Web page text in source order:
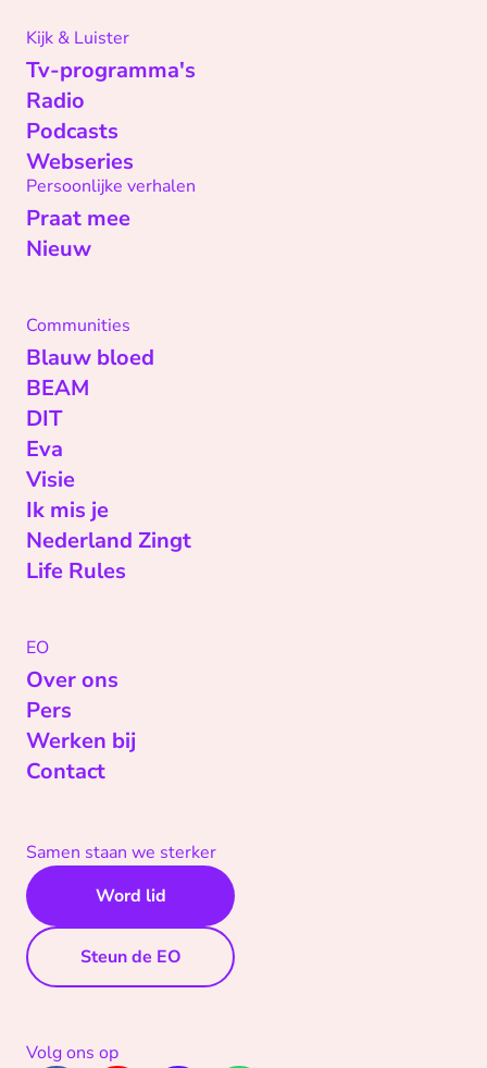
Kijk & Luister
Tv-programma's
Radio
Podcasts
Webseries
Persoonlijke verhalen
Praat mee
Nieuw
Communities
Blauw bloed
BEAM
DIT
Eva
Visie
Ik mis je
Nederland Zingt
Life Rules
EO
Over ons
Pers
Werken bij
Contact
Samen staan we sterker
Word lid
Steun de EO
Volg ons op